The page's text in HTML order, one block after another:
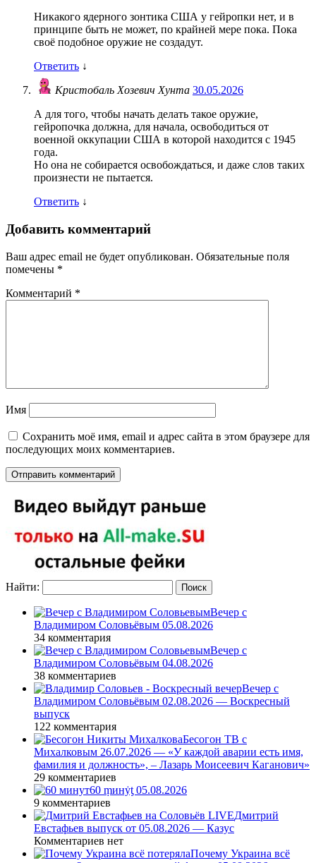
Никакого ядерного зонтика США у гейропки нет, и в
принципе быть не может, по крайней мере пока. Пока
своё подобное оружие не создадут.
Ответить ↓
Кристобаль Хозевич Хунта 30.05.2026
А для того, чтобы начать делать такое оружие,
гейропочка должна, для начала, освободиться от
военной оккупации США в которой находится с 1945
года.
Но она не собирается освобождаться, и даже слов таких
произнести не пытается.
Ответить ↓
Добавить комментарий
Ваш адрес email не будет опубликован. Обязательные поля
помечены *
Комментарий *
Имя
Сохранить моё имя, email и адрес сайта в этом браузере для
последующих моих комментариев.
Найти:
Вечер с
Владимиром Соловьёвым 05.08.2026
34 комментария
Вечер с
Владимиром Соловьёвым 04.08.2026
38 комментариев
Вечер с
Владимиром Соловьёвым 02.08.2026 — Воскресный
выпуск
122 комментария
Бесогон ТВ с
Михалковым 26.07.2026 — «У каждой аварии есть имя,
фамилия и должность», – Лазарь Моисеевич Каганович»
29 комментариев
60 ṃинẏƫ 05.08.2026
9 комментариев
Дмитрий
Евстафьев выпуск от 05.08.2026 — Казус
Комментариев нет
Почему Украина всё